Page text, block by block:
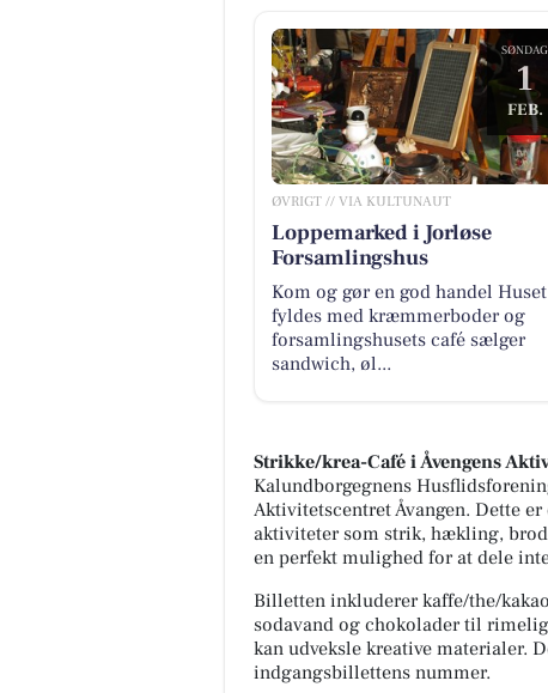
SØNDAG
1
FEB.
ØVRIGT // VIA KULTUNAUT
Loppemarked i Jorløse
Forsamlingshus
Kom og gør en god handel Huset
fyldes med kræmmerboder og
forsamlingshusets café sælger
sandwich, øl...
Strikke/krea-Café i Åvengens
Kalundborgegnens
Aktivitetscentret Åvangen. Dette
aktiviteter som strik, hækling,
en perfekt mulighed for at dele
Billetten inkluderer kaffe/the/
sodavand og chokolader til
kan udveksle kreative materialer.
indgangsbillettens nummer.